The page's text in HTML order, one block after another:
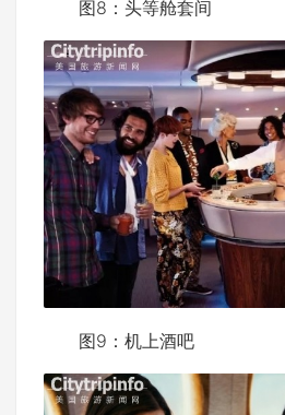
图8：头等舱套间
图9：机上酒吧